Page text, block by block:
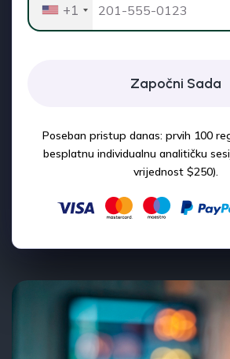
+1
Započni Sada
Poseban pristup danas: prvih 100
besplatnu individualnu analitičku
vrijednost $250).